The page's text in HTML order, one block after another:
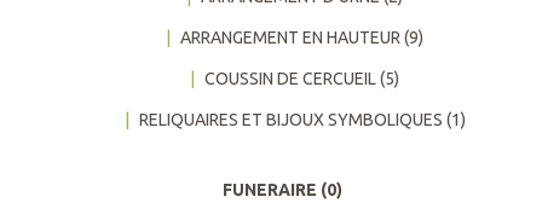
ARRANGEMENT EN HAUTEUR (9)
COUSSIN DE CERCUEIL (5)
RELIQUAIRES ET BIJOUX SYMBOLIQUES (1)
FUNERAIRE (0)